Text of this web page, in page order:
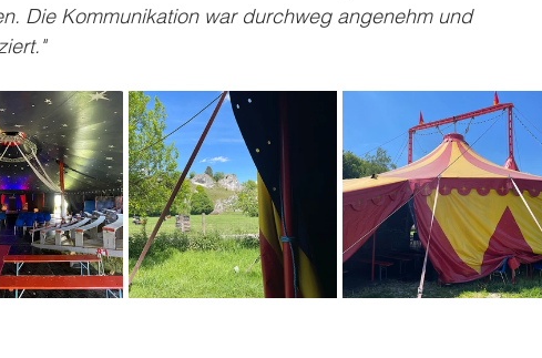
Die Kommunikation war durchweg angenehm und